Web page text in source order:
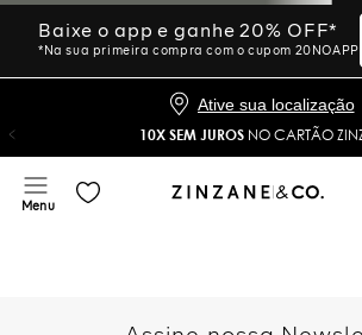
Ative sua localização
10X SEM JUROS NO CARTÃO
foi